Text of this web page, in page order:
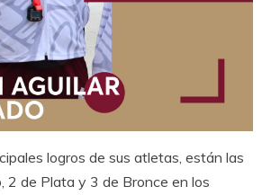
logros de sus atletas, están las
2 de Plata y 3 de Bronce en los